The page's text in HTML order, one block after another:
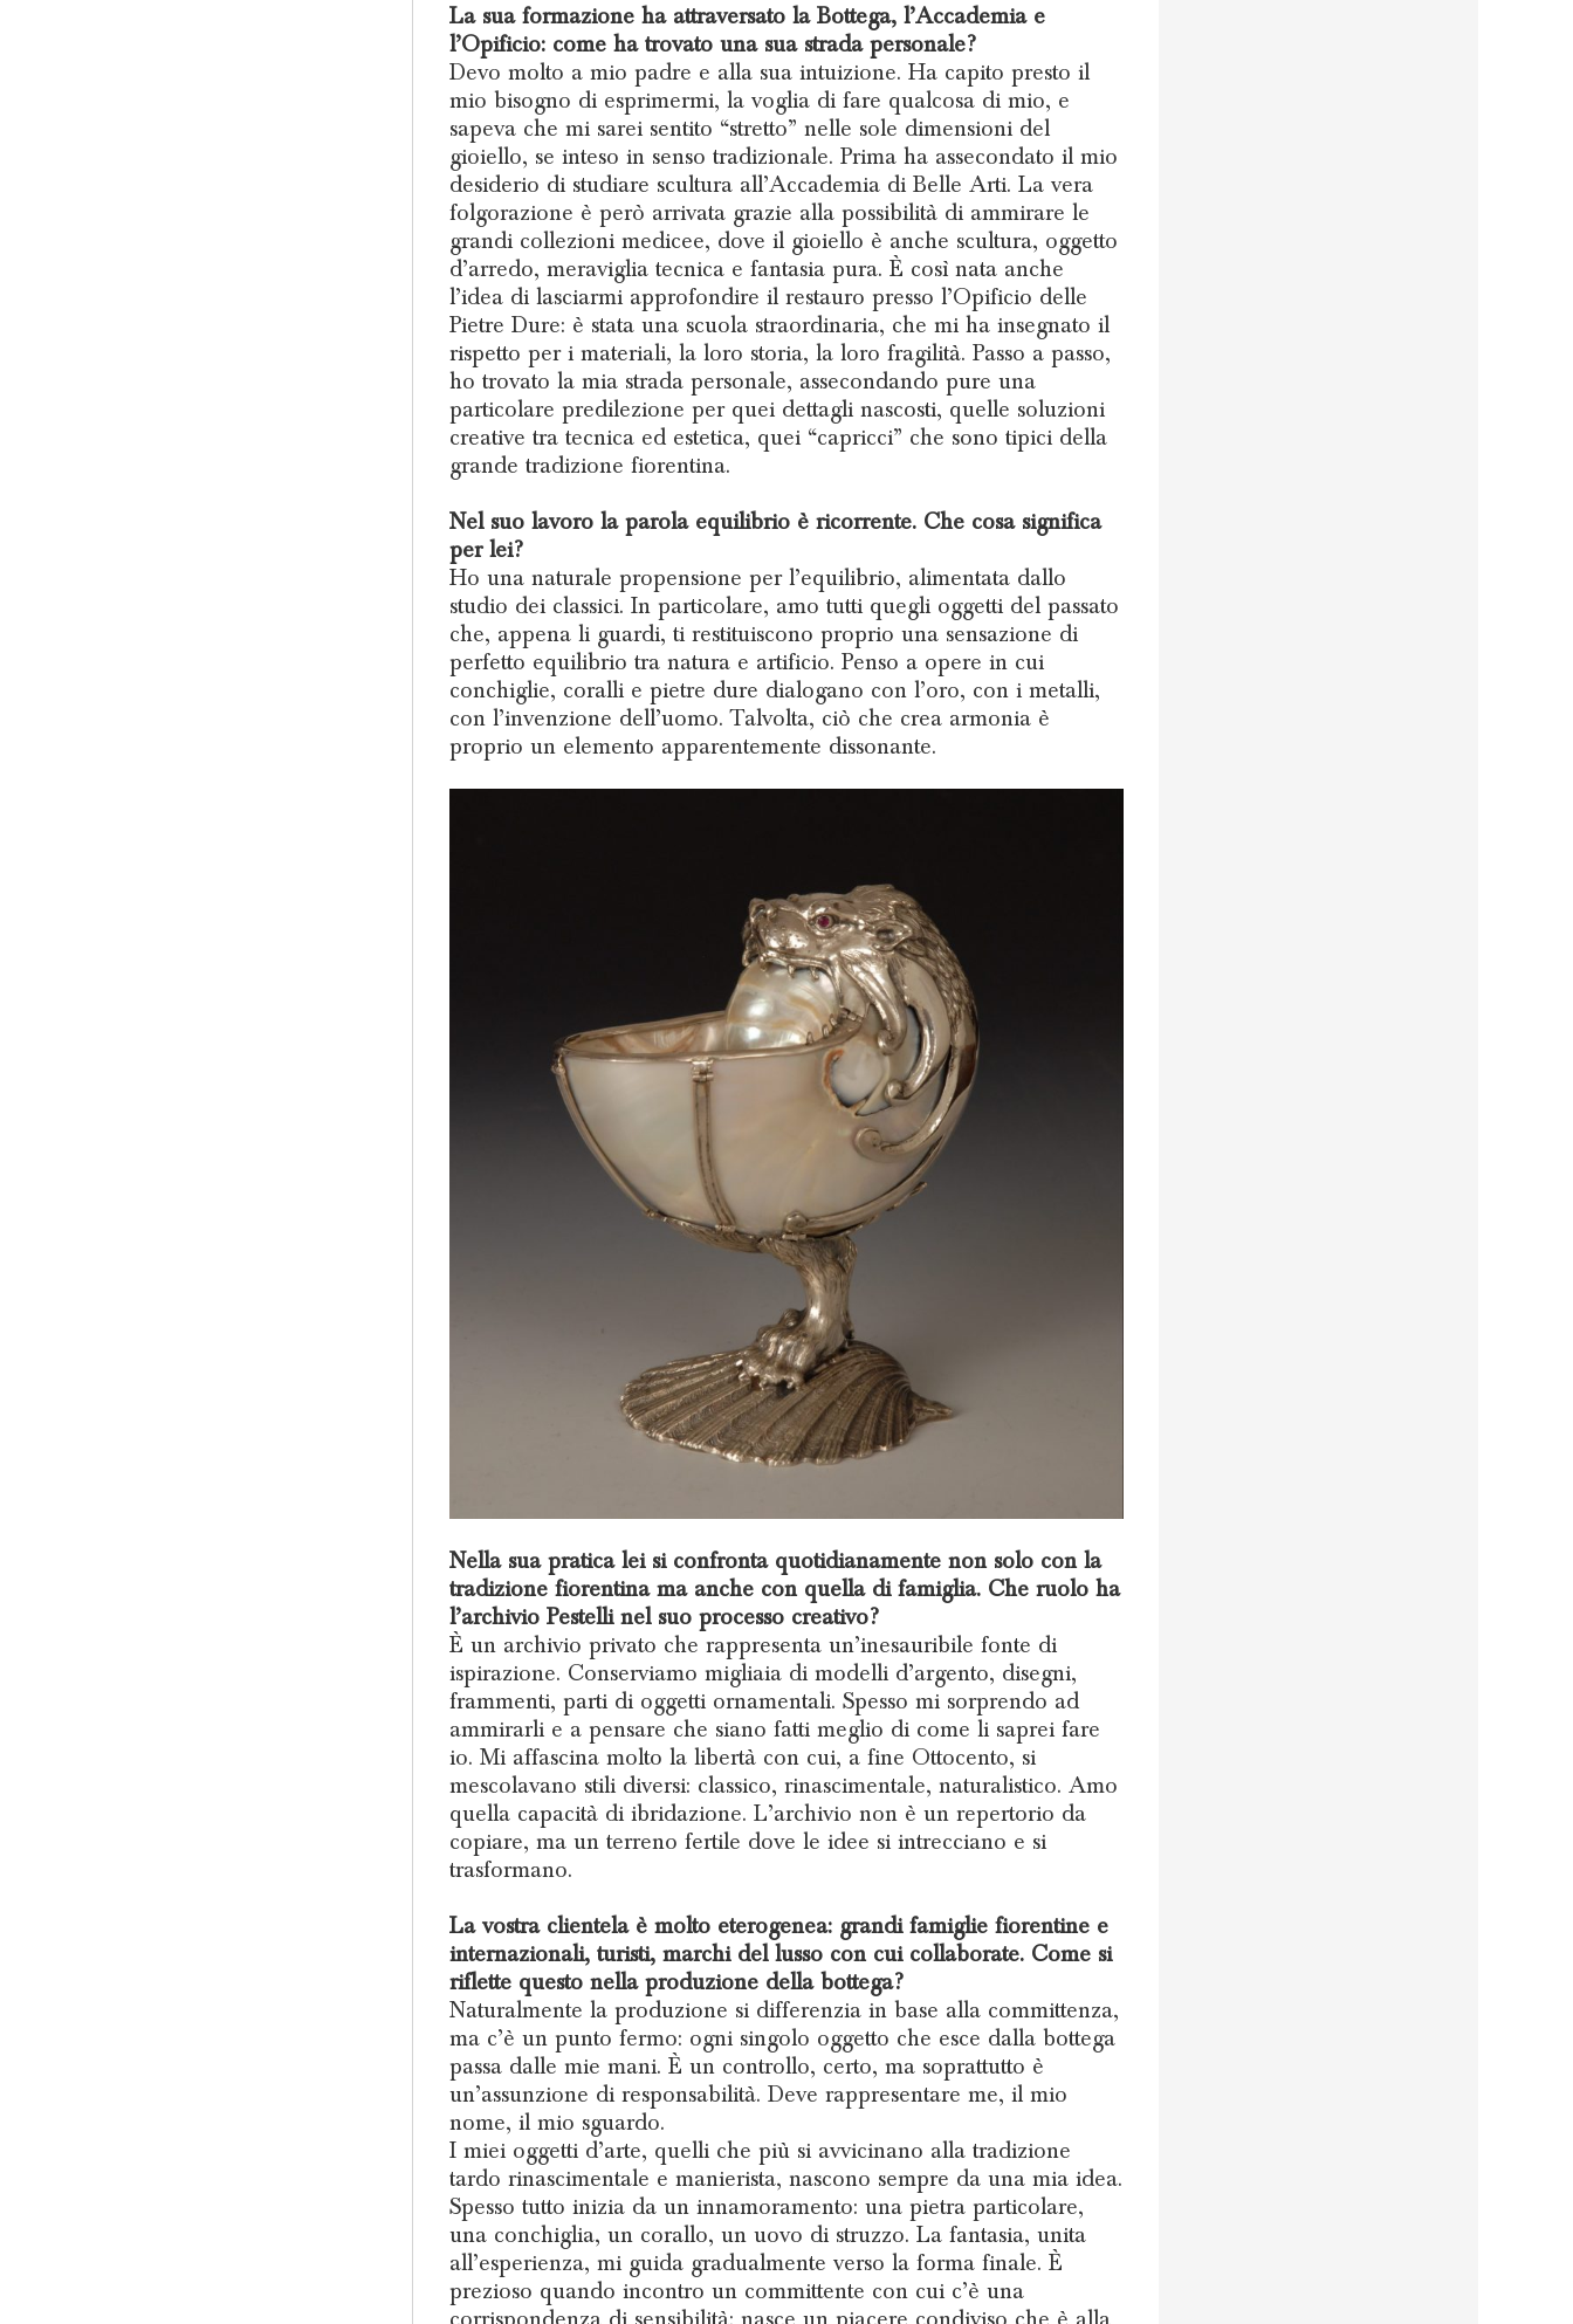
La sua formazione ha attraversato la Bottega, l’Accademia e
l’Opificio: come ha trovato una sua strada personale?
Devo molto a mio padre e alla sua intuizione. Ha capito presto il
mio bisogno di esprimermi, la voglia di fare qualcosa di mio, e
sapeva che mi sarei sentito “stretto” nelle sole dimensioni del
gioiello, se inteso in senso tradizionale. Prima ha assecondato il mio
desiderio di studiare scultura all’Accademia di Belle Arti. La vera
folgorazione è però arrivata grazie alla possibilità di ammirare le
grandi collezioni medicee, dove il gioiello è anche scultura, oggetto
d’arredo, meraviglia tecnica e fantasia pura. È così nata anche
l’idea di lasciarmi approfondire il restauro presso l’Opificio delle
Pietre Dure: è stata una scuola straordinaria, che mi ha insegnato il
rispetto per i materiali, la loro storia, la loro fragilità. Passo a passo,
ho trovato la mia strada personale, assecondando pure una
particolare predilezione per quei dettagli nascosti, quelle soluzioni
creative tra tecnica ed estetica, quei “capricci” che sono tipici della
grande tradizione fiorentina.
Nel suo lavoro la parola equilibrio è ricorrente. Che cosa significa
per lei?
Ho una naturale propensione per l’equilibrio, alimentata dallo
studio dei classici. In particolare, amo tutti quegli oggetti del passato
che, appena li guardi, ti restituiscono proprio una sensazione di
perfetto equilibrio tra natura e artificio. Penso a opere in cui
conchiglie, coralli e pietre dure dialogano con l’oro, con i metalli,
con l’invenzione dell’uomo. Talvolta, ciò che crea armonia è
proprio un elemento apparentemente dissonante.
Nella sua pratica lei si confronta quotidianamente non solo con la
tradizione fiorentina ma anche con quella di famiglia. Che ruolo ha
l’archivio Pestelli nel suo processo creativo?
È un archivio privato che rappresenta un’inesauribile fonte di
ispirazione. Conserviamo migliaia di modelli d’argento, disegni,
frammenti, parti di oggetti ornamentali. Spesso mi sorprendo ad
ammirarli e a pensare che siano fatti meglio di come li saprei fare
io. Mi affascina molto la libertà con cui, a fine Ottocento, si
mescolavano stili diversi: classico, rinascimentale, naturalistico. Amo
quella capacità di ibridazione. L’archivio non è un repertorio da
copiare, ma un terreno fertile dove le idee si intrecciano e si
trasformano.
La vostra clientela è molto eterogenea: grandi famiglie fiorentine e
internazionali, turisti, marchi del lusso con cui collaborate. Come si
riflette questo nella produzione della bottega?
Naturalmente la produzione si differenzia in base alla committenza,
ma c’è un punto fermo: ogni singolo oggetto che esce dalla bottega
passa dalle mie mani. È un controllo, certo, ma soprattutto è
un’assunzione di responsabilità. Deve rappresentare me, il mio
nome, il mio sguardo.
I miei oggetti d’arte, quelli che più si avvicinano alla tradizione
tardo rinascimentale e manierista, nascono sempre da una mia idea.
Spesso tutto inizia da un innamoramento: una pietra particolare,
una conchiglia, un corallo, un uovo di struzzo. La fantasia, unita
all’esperienza, mi guida gradualmente verso la forma finale. È
prezioso quando incontro un committente con cui c’è una